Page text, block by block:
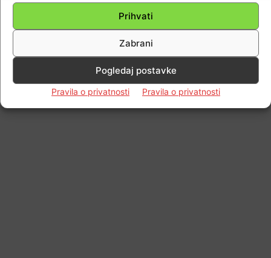
Prihvati
Zabrani
Pogledaj postavke
Pravila o privatnosti Pravila o privatnosti
Kontaktirajte nas
© Newspaper WordPress Theme by TagDiv